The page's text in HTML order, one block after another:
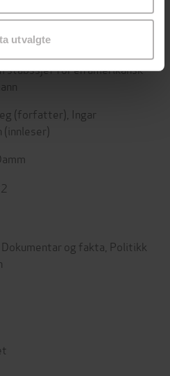
utvalgte
stabssjef for en amerikansk
(forfatter), Ingar
(innleser)
Dokumentar og fakta Politikk